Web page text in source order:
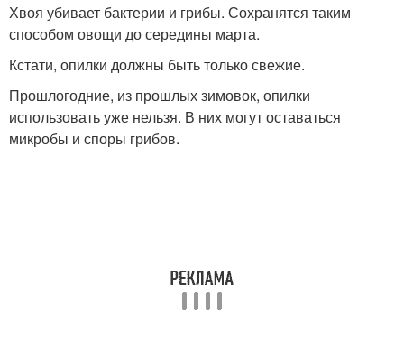
Хвоя убивает бактерии и грибы. Сохранятся таким
способом овощи до середины марта.
Кстати, опилки должны быть только свежие.
Прошлогодние, из прошлых зимовок, опилки
использовать уже нельзя. В них могут оставаться
микробы и споры грибов.